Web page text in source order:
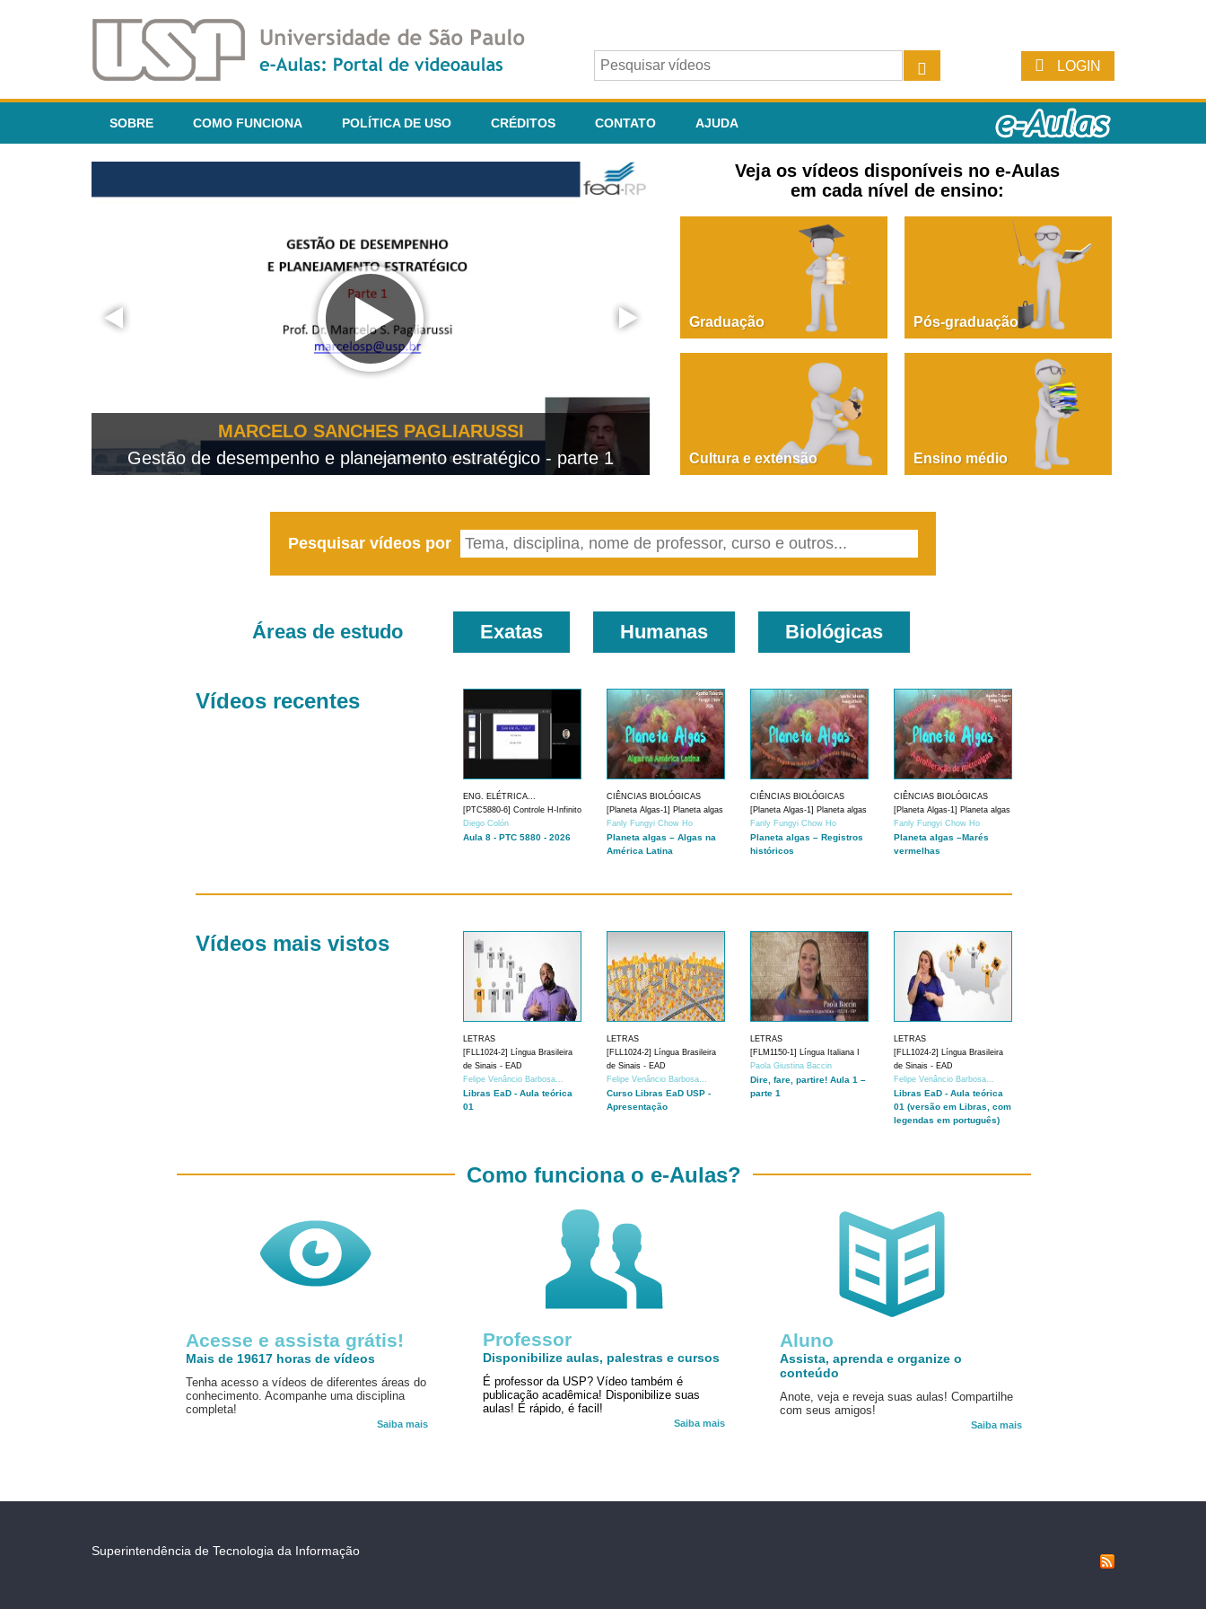
LOGIN
SOBRE COMO FUNCIONA POLÍTICA DE USO CRÉDITOS CONTATO AJUDA
MARCELO SANCHES PAGLIARUSSI
Gestão de desempenho e planejamento estratégico - parte 1
PAOLA GIUSTINA BACCIN
Dire, fare, partire! Aula 1 – parte 1
Veja os vídeos disponíveis no e-Aulas
em cada nível de ensino:
Graduação Pós-graduação
Cultura e extensão Ensino médio
Pesquisar vídeos por
Áreas de estudo Exatas Humanas Biológicas
Vídeos recentes
ENG. ELÉTRICA...
[PTC5880-6] Controle H-Infinito
Diego Colón
Aula 8 - PTC 5880 - 2026
CIÊNCIAS BIOLÓGICAS
[Planeta Algas-1] Planeta algas
Fanly Fungyi Chow Ho
Planeta algas – Algas na
América Latina
CIÊNCIAS BIOLÓGICAS
[Planeta Algas-1] Planeta algas
Fanly Fungyi Chow Ho
Planeta algas – Registros
históricos
CIÊNCIAS BIOLÓGICAS
[Planeta Algas-1] Planeta algas
Fanly Fungyi Chow Ho
Planeta algas –Marés
vermelhas
Vídeos mais vistos
LETRAS
[FLL1024-2] Língua Brasileira
de Sinais - EAD
Felipe Venâncio Barbosa...
Libras EaD - Aula teórica
01
LETRAS
[FLL1024-2] Língua Brasileira
de Sinais - EAD
Felipe Venâncio Barbosa...
Curso Libras EaD USP -
Apresentação
LETRAS
[FLM1150-1] Língua Italiana I
Paola Giustina Baccin
Dire, fare, partire! Aula 1 –
parte 1
LETRAS
[FLL1024-2] Língua Brasileira
de Sinais - EAD
Felipe Venâncio Barbosa...
Libras EaD - Aula teórica
01 (versão em Libras, com
legendas em português)
Acesse e assista grátis!
Mais de 19617 horas de vídeos
Tenha acesso a vídeos de diferentes áreas do
conhecimento. Acompanhe uma disciplina
completa!
Saiba mais
Aluno
Assista, aprenda e organize o
conteúdo
Anote, veja e reveja suas aulas! Compartilhe
com seus amigos!
Saiba mais
Como funciona o e-Aulas?
Professor
Disponibilize aulas, palestras e cursos
É professor da USP? Vídeo também é
publicação acadêmica! Disponibilize suas
aulas! É rápido, é facil!
Saiba mais
Superintendência de Tecnologia da Informação